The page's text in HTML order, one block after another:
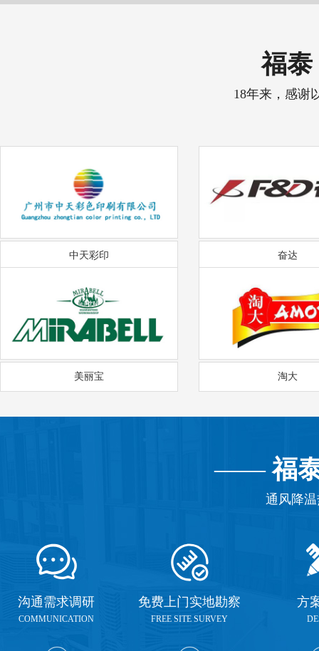
福泰
18年来，感谢
中天彩印 奋达
美丽宝 淘大
——福
通风降
沟通需求调研
COMMUNICATION
免费上门实地勘察
FREE SITE SURVEY
方